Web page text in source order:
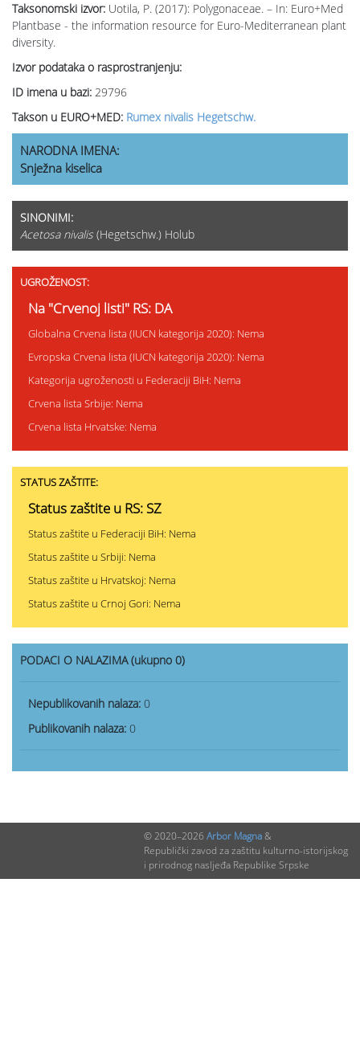
Taksonomski izvor: Uotila, P. (2017): Polygonaceae. – In: Euro+Med
Plantbase - the information resource for Euro-Mediterranean plant
diversity.
Izvor podataka o rasprostranjenju:
ID imena u bazi: 29796
Takson u EURO+MED: Rumex nivalis Hegetschw.
NARODNA IMENA:
Snježna kiselica
SINONIMI:
Acetosa nivalis (Hegetschw.) Holub
UGROŽENOST:
Na "Crvenoj listi" RS: DA
Globalna Crvena lista (IUCN kategorija 2020): Nema
Evropska Crvena lista (IUCN kategorija 2020): Nema
Kategorija ugroženosti u Federaciji BiH: Nema
Crvena lista Srbije: Nema
Crvena lista Hrvatske: Nema
STATUS ZAŠTITE:
Status zaštite u RS: SZ
Status zaštite u Federaciji BiH: Nema
Status zaštite u Srbiji: Nema
Status zaštite u Hrvatskoj: Nema
Status zaštite u Crnoj Gori: Nema
PODACI O NALAZIMA (ukupno 0)
Nepublikovanih nalaza: 0
Publikovanih nalaza: 0
© 2020–2026 Arbor Magna&
Republički zavod za zaštitu kulturno-istorijskog
i prirodnog nasljeđa Republike Srpske